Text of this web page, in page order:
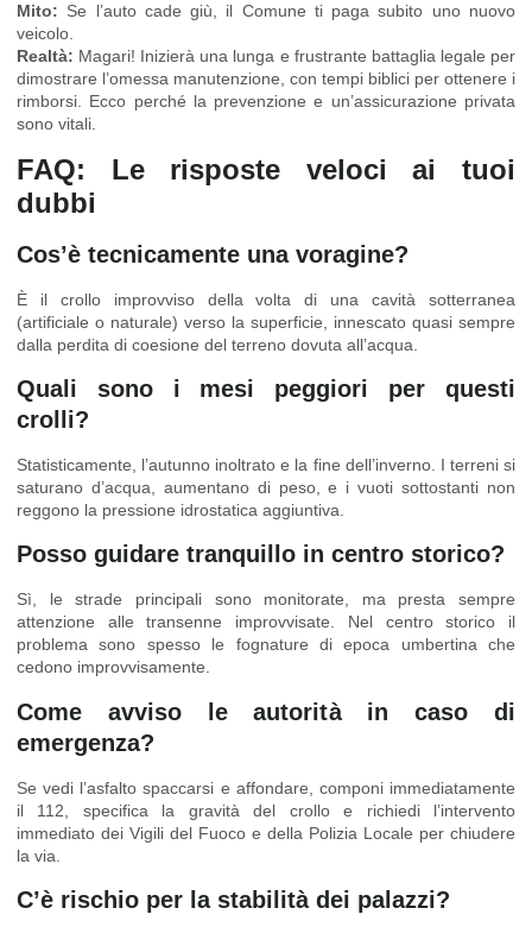
Mito: Se l’auto cade giù, il Comune ti paga subito uno nuovo
veicolo.
Realtà: Magari! Inizierà una lunga e frustrante battaglia legale per
dimostrare l’omessa manutenzione, con tempi biblici per ottenere i
rimborsi. Ecco perché la prevenzione e un’assicurazione privata
sono vitali.
FAQ: Le risposte veloci ai tuoi
dubbi
Cos’è tecnicamente una voragine?
È il crollo improvviso della volta di una cavità sotterranea
(artificiale o naturale) verso la superficie, innescato quasi sempre
dalla perdita di coesione del terreno dovuta all’acqua.
Quali sono i mesi peggiori per questi
crolli?
Statisticamente, l’autunno inoltrato e la fine dell’inverno. I terreni si
saturano d’acqua, aumentano di peso, e i vuoti sottostanti non
reggono la pressione idrostatica aggiuntiva.
Posso guidare tranquillo in centro storico?
Sì, le strade principali sono monitorate, ma presta sempre
attenzione alle transenne improvvisate. Nel centro storico il
problema sono spesso le fognature di epoca umbertina che
cedono improvvisamente.
Come avviso le autorità in caso di
emergenza?
Se vedi l’asfalto spaccarsi e affondare, componi immediatamente
il 112, specifica la gravità del crollo e richiedi l’intervento
immediato dei Vigili del Fuoco e della Polizia Locale per chiudere
la via.
C’è rischio per la stabilità dei palazzi?